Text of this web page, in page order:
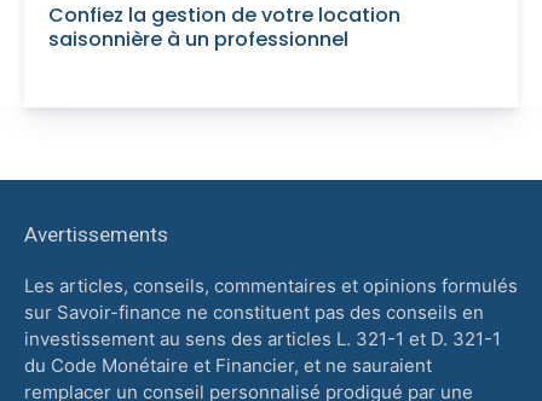
Confiez la gestion de votre location
saisonnière à un professionnel
Avertissements
Les articles, conseils, commentaires et opinions formulés
sur Savoir-finance ne constituent pas des conseils en
investissement au sens des articles L. 321-1 et D. 321-1
du Code Monétaire et Financier, et ne sauraient
remplacer un conseil personnalisé prodigué par une